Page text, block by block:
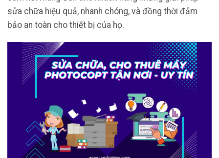
sửa chữa hiệu quả, nhanh chóng, và đồng thời đảm
bảo an toàn cho thiết bị của họ.